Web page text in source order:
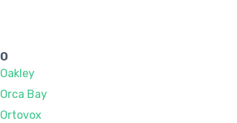
O
Oakley
Orca Bay
Ortovox